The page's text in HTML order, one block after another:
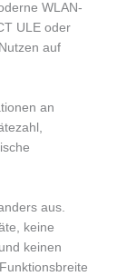
WLAN-
ULE oder
auf
an
aus.
keine
keinen